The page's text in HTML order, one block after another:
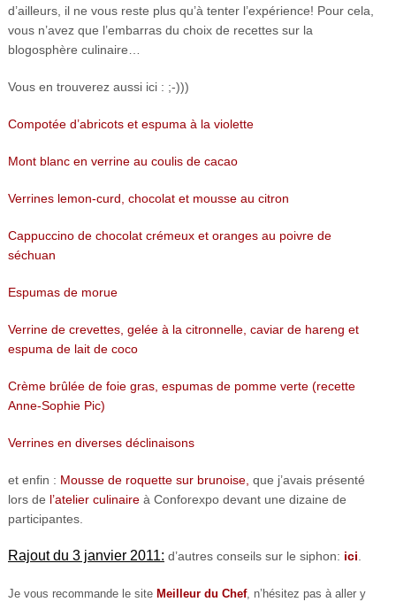
d’ailleurs, il ne vous reste plus qu’à tenter l’expérience! Pour cela,
vous n’avez que l’embarras du choix de recettes sur la
blogosphère culinaire…
Vous en trouverez aussi ici : ;-)))
Compotée d’abricots et espuma à la violette
Mont blanc en verrine au coulis de cacao
Verrines lemon-curd, chocolat et mousse au citron
Cappuccino de chocolat crémeux et oranges au poivre de
séchuan
Espumas de morue
Verrine de crevettes, gelée à la citronnelle, caviar de hareng et
espuma de lait de coco
Crème brûlée de foie gras, espumas de pomme verte (recette
Anne-Sophie Pic)
Verrines en diverses déclinaisons
et enfin : Mousse de roquette sur brunoise, que j’avais présenté
lors de l’atelier culinaire à Conforexpo devant une dizaine de
participantes.
Rajout du 3 janvier 2011: d’autres conseils sur le siphon: ici
Je vous recommande le site Meilleur du Chef, n’hésitez pas à aller y